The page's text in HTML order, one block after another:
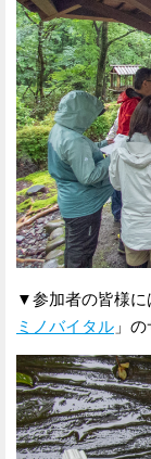
▼参加者の皆様に
ミノバイタル 」